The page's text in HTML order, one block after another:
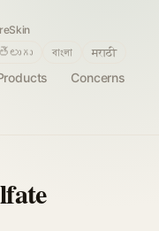
Concerns
తెలుగు বাংলা मराठी